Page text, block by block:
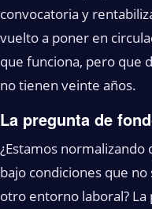
convocatoria y
vuelto a poner en
que funciona, pero que
no tienen veinte años.
La pregunta de
¿Estamos
bajo condiciones que
otro entorno laboral?